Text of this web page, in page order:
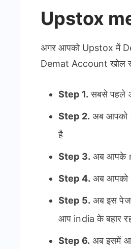
Upstox
अगर आपको Upstox में
Demat Account खोल
Step 1. सबसे पहले
Step 2. अब आपको
है
Step 3. अब आपके
Step 4. अब आपको
Step 5. अब इस
आप india के बहार
Step 6. अब इसमें